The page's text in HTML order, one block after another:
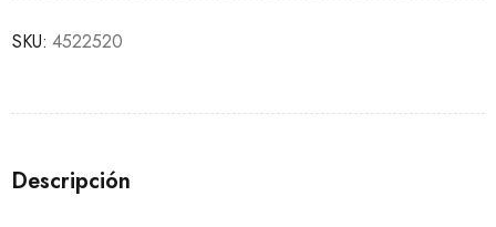
SKU: 4522520
Descripción